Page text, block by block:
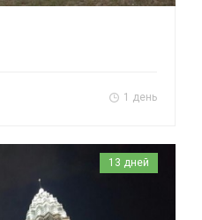
1 день
13 дней